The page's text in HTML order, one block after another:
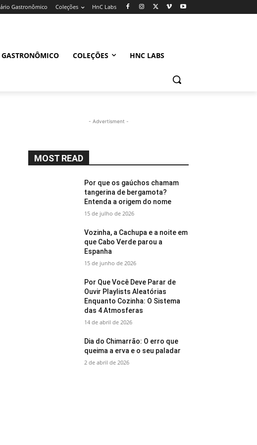
Gastronômico Coleções HnC Labs
COLEÇÕES HNC LABS
- Advertisment -
MOST READ
Por que os gaúchos chamam
tangerina de bergamota?
Entenda a origem do nome
15 de julho de 2026
Vozinha, a Cachupa e a noite em
que Cabo Verde parou a
Espanha
15 de junho de 2026
Por Que Você Deve Parar de
Ouvir Playlists Aleatórias
Enquanto Cozinha: O Sistema
das 4 Atmosferas
14 de abril de 2026
Dia do Chimarrão: O erro que
queima a erva e o seu paladar
2 de abril de 2026